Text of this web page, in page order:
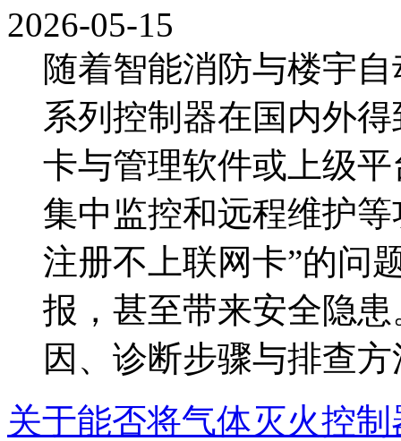
2026-05-15
随着智能消防与楼宇
系列控制器在国内外
卡与管理软件或上级
集中监控和远程维护
注册不上联网卡”的问
报，甚至带来安全隐
因、诊断步骤与排查
关于能否将气体灭火控